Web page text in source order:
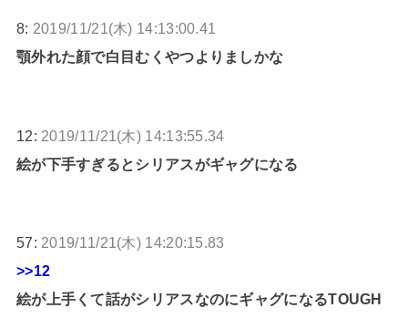
8: 2019/11/21(木) 14:13:00.41
顎外れた顔で白目むくやつよりましかな
12: 2019/11/21(木) 14:13:55.34
絵が下手すぎるとシリアスがギャグになる
57: 2019/11/21(木) 14:20:15.83
>>12
絵が上手くて話がシリアスなのにギャグになるTOUGH